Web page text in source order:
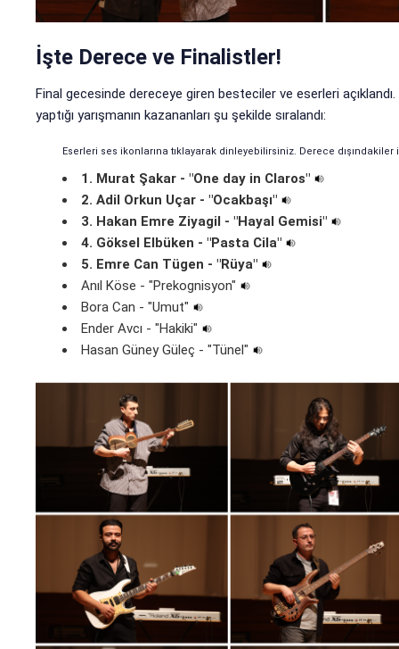
İşte Derece ve Finalistler!
Final gecesinde dereceye giren besteciler ve eserleri açıklandı.
yaptığı yarışmanın kazananları şu şekilde sıralandı:
Eserleri ses ikonlarına tıklayarak dinleyebilirsiniz. Derece dışındakiler
1. Murat Şakar - "One day in Claros"
2. Adil Orkun Uçar - "Ocakbaşı"
3. Hakan Emre Ziyagil - "Hayal Gemisi"
4. Göksel Elbüken - "Pasta Cila"
5. Emre Can Tügen - "Rüya"
Anıl Köse - "Prekognisyon"
Bora Can - "Umut"
Ender Avcı - "Hakiki"
Hasan Güney Güleç - "Tünel"